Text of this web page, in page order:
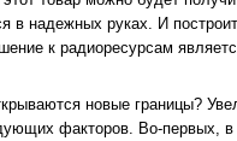
в надежных руках. И
к радиоресурсам
новые границы?
факторов. Во-первых, в